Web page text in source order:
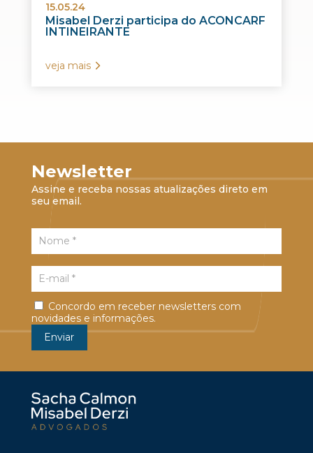
15.05.24
Misabel Derzi participa do ACONCARF
INTINEIRANTE
veja mais
Newsletter
Assine e receba nossas atualizações direto em
seu email.
Concordo em receber newsletters com
novidades e informações.